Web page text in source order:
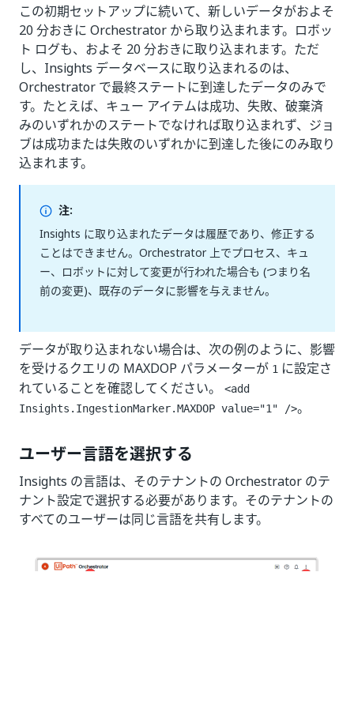
この初期セットアップに続いて、新しいデータがおよそ
20 分おきに Orchestrator から取り込まれます。ロボッ
ト ログも、およそ 20 分おきに取り込まれます。ただ
し、Insights データベースに取り込まれるのは、
Orchestrator で最終ステートに到達したデータのみで
す。たとえば、キュー アイテムは成功、失敗、破棄済
みのいずれかのステートでなければ取り込まれず、ジョ
ブは成功または失敗のいずれかに到達した後にのみ取り
込まれます。
注:
Insights に取り込まれたデータは履歴であり、修正する
ことはできません。Orchestrator 上でプロセス、キュ
ー、ロボットに対して変更が行われた場合も (つまり名
前の変更)、既存のデータに影響を与えません。
データが取り込まれない場合は、次の例のように、影響
を受けるクエリの MAXDOP パラメーターが 1 に設定さ
れていることを確認してください。
<add
Insights.IngestionMarker.MAXDOP value="1" />。
ユーザー言語を選択する
Insights の言語は、そのテナントの Orchestrator のテ
ナント設定で選択する必要があります。そのテナントの
すべてのユーザーは同じ言語を共有します。